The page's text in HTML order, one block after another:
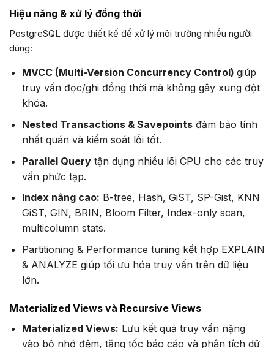
Hiệu năng & xử lý đồng thời
PostgreSQL được thiết kế để xử lý môi trường nhiều người
dùng:
MVCC (Multi-Version Concurrency Control) giúp
truy vấn đọc/ghi đồng thời mà không gây xung đột
khóa.
Nested Transactions & Savepointsđảm bảo tính
nhất quán và kiểm soát lỗi tốt.
Parallel Querytận dụng nhiều lõi CPU cho các truy
vấn phức tạp.
Index nâng cao: B-tree, Hash, GiST, SP-Gist, KNN
GiST, GIN, BRIN, Bloom Filter, Index-only scan,
multicolumn stats.
Partitioning & Performance tuning kết hợp EXPLAIN
& ANALYZE giúp tối ưu hóa truy vấn trên dữ liệu
lớn.
Materialized Views và Recursive Views
Materialized Views: Lưu kết quả truy vấn nặng
vào bộ nhớ đệm, tăng tốc báo cáo và phân tích dữ